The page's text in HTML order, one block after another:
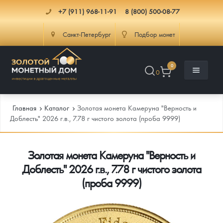
+7 (911) 968-11-91 8 (800) 500-08-77
Санкт-Петербург Подбор монет
0
0
Каталог Монет
Монеты Россия и СССР
Памятные и старинные монеты
Инфо
Главная Каталог
Золотая монета Камеруна "Верность и
Доблесть" 2026 г.в., 7.78 г чистого золота (проба 9999)
Золотая монета Камеруна "Верность и
Доблесть" 2026 г.в., 7.78 г чистого золота
(проба 9999)